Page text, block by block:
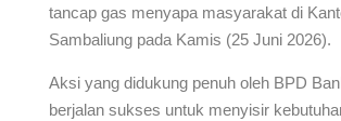
tancap gas menyapa masyarakat di
Sambaliung pada Kamis (25 Juni 2026).
Aksi yang didukung penuh oleh BPD
berjalan sukses untuk menyisir